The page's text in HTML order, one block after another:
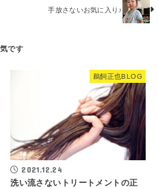
手放さないお気に入り♪
鵜飼正也BLOG
2021.12.24
洗い流さないトリートメントの正